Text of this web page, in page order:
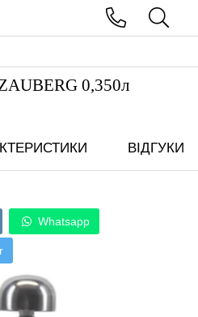
0,350л
ВІДГУКИ
Whatsapp